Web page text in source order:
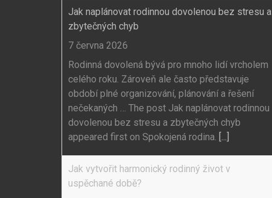
Jak naplánovat rodinnou dovolenou bez stresu a
zbytečných chyb
7 června 2026
Rodinná dovolená bývá pro mnoho lidí vrcholem
celého roku. Zároveň ale často představuje
období plné organizování, plánování a řešení
nečekaných … The post Jak naplánovat rodinnou
dovolenou bez stresu a zbytečných chyb
appeared first on Spokojená rodina. [...]
Jak vytvořit harmonický rodinný život v
uspěchané době?